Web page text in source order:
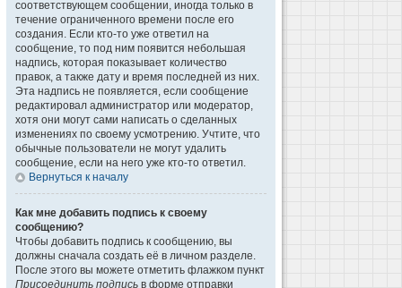
соответствующем сообщении, иногда только в
течение ограниченного времени после его
создания. Если кто-то уже ответил на
сообщение, то под ним появится небольшая
надпись, которая показывает количество
правок, а также дату и время последней из них.
Эта надпись не появляется, если сообщение
редактировал администратор или модератор,
хотя они могут сами написать о сделанных
изменениях по своему усмотрению. Учтите, что
обычные пользователи не могут удалить
сообщение, если на него уже кто-то ответил.
Вернуться к началу
Как мне добавить подпись к своему
сообщению?
Чтобы добавить подпись к сообщению, вы
должны сначала создать её в личном разделе.
После этого вы можете отметить флажком пункт
Присоединить подпись в форме отправки